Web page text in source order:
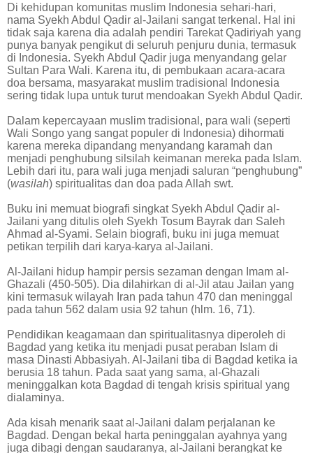
Di kehidupan komunitas muslim Indonesia sehari-hari,
nama Syekh Abdul Qadir al-Jailani sangat terkenal. Hal ini
tidak saja karena dia adalah pendiri Tarekat Qadiriyah yang
punya banyak pengikut di seluruh penjuru dunia, termasuk
di Indonesia. Syekh Abdul Qadir juga menyandang gelar
Sultan Para Wali. Karena itu, di pembukaan acara-acara
doa bersama, masyarakat muslim tradisional Indonesia
sering tidak lupa untuk turut mendoakan Syekh Abdul Qadir.
Dalam kepercayaan muslim tradisional, para wali (seperti
Wali Songo yang sangat populer di Indonesia) dihormati
karena mereka dipandang menyandang karamah dan
menjadi penghubung silsilah keimanan mereka pada Islam.
Lebih dari itu, para wali juga menjadi saluran “penghubung”
(wasilah) spiritualitas dan doa pada Allah swt.
Buku ini memuat biografi singkat Syekh Abdul Qadir al-
Jailani yang ditulis oleh Syekh Tosum Bayrak dan Saleh
Ahmad al-Syami. Selain biografi, buku ini juga memuat
petikan terpilih dari karya-karya al-Jailani.
Al-Jailani hidup hampir persis sezaman dengan Imam al-
Ghazali (450-505). Dia dilahirkan di al-Jil atau Jailan yang
kini termasuk wilayah Iran pada tahun 470 dan meninggal
pada tahun 562 dalam usia 92 tahun (hlm. 16, 71).
Pendidikan keagamaan dan spiritualitasnya diperoleh di
Bagdad yang ketika itu menjadi pusat peraban Islam di
masa Dinasti Abbasiyah. Al-Jailani tiba di Bagdad ketika ia
berusia 18 tahun. Pada saat yang sama, al-Ghazali
meninggalkan kota Bagdad di tengah krisis spiritual yang
dialaminya.
Ada kisah menarik saat al-Jailani dalam perjalanan ke
Bagdad. Dengan bekal harta peninggalan ayahnya yang
juga dibagi dengan saudaranya, al-Jailani berangkat ke